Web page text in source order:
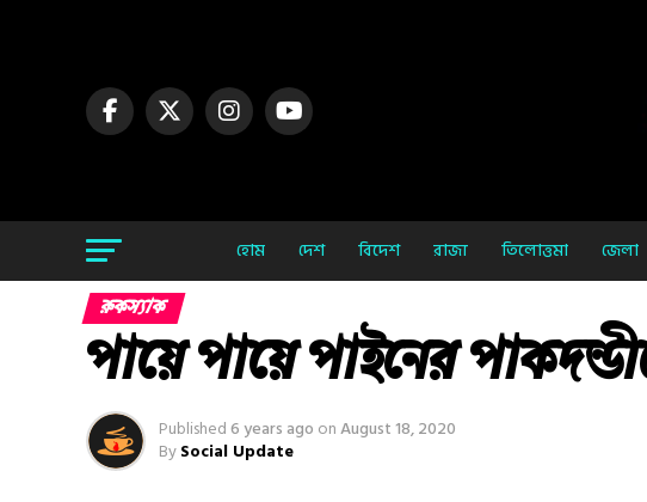
হোম দেশ বিদেশ রাজ্য তিলোত্তমা জেলা
রুকস্যাক
পায়ে পায়ে পাইনের
Published6 years ago onAugust 18, 2020
BySocial Update